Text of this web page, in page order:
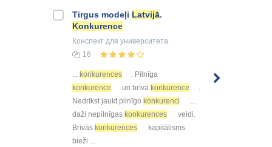
Tirgus modeļi Latvijā.
Konkurence
Конспект для университета
16
... konkurences
. Pilnīga
konkurence
un brīvā konkurence
.
Nedrīkst jaukt pilnīgo konkurenci
...
daži nepilnīgas konkurences
veidi.
Brīvās konkurences
kapitālisms
bieži ...